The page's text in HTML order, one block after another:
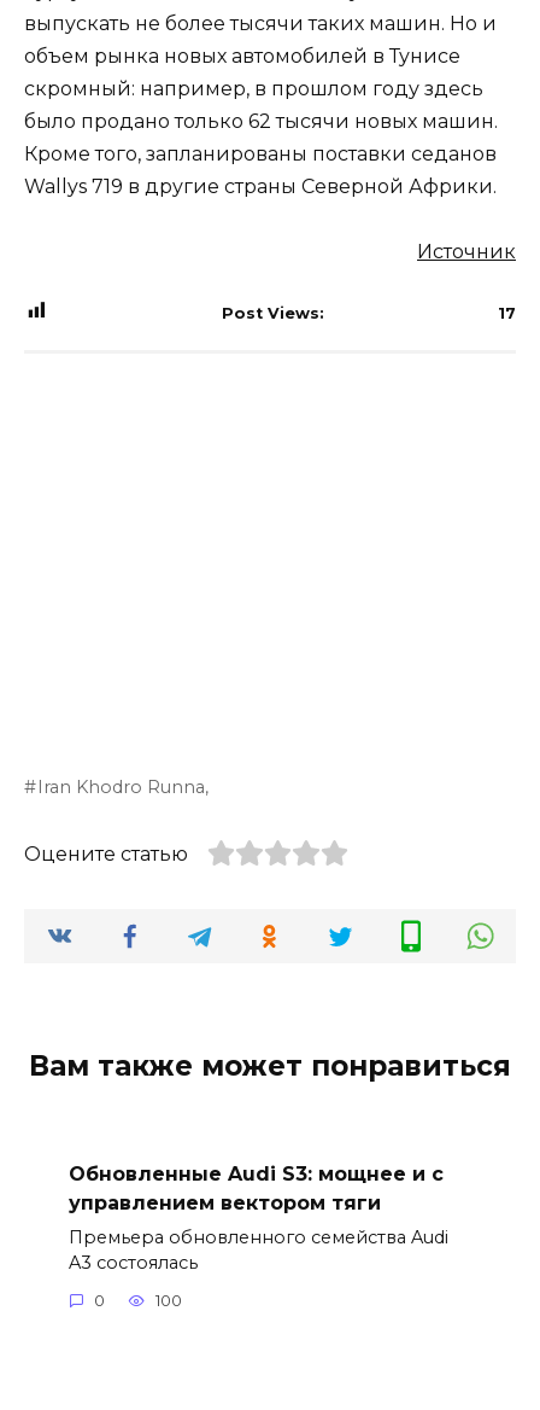
выпускать не более тысячи таких машин. Но и
объем рынка новых автомобилей в Тунисе
скромный: например, в прошлом году здесь
было продано только 62 тысячи новых машин.
Кроме того, запланированы поставки седанов
Wallys 719 в другие страны Северной Африки.
Источник
Post Views: 17
Iran Khodro Runna,
Оцените статью
Вам также может понравиться
Обновленные Audi S3: мощнее и с
управлением вектором тяги
Премьера обновленного семейства Audi
A3 состоялась
0 100